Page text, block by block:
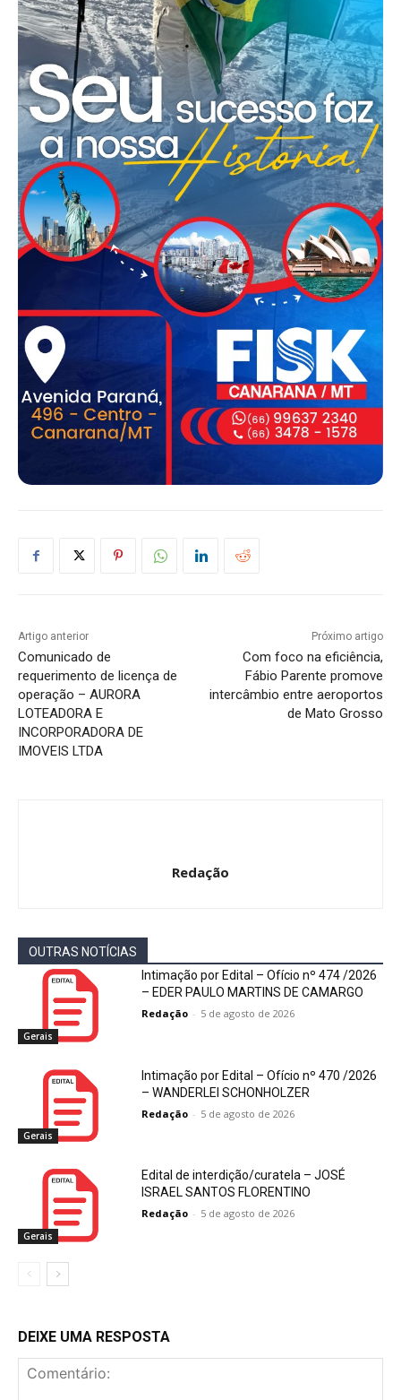
Artigo anterior
Comunicado de
requerimento de licença de
operação – AURORA
LOTEADORA E
INCORPORADORA DE
IMOVEIS LTDA
Próximo artigo
Com foco na eficiência,
Fábio Parente promove
intercâmbio entre aeroportos
de Mato Grosso
Redação
OUTRAS NOTÍCIAS
Gerais
Intimação por Edital – Ofício nº 474 /2026
– EDER PAULO MARTINS DE CAMARGO
Redação - 5 de agosto de 2026
Gerais
Intimação por Edital – Ofício nº 470 /2026
– WANDERLEI SCHONHOLZER
Redação - 5 de agosto de 2026
Gerais
Edital de interdição/curatela – JOSÉ
ISRAEL SANTOS FLORENTINO
Redação - 5 de agosto de 2026
DEIXE UMA RESPOSTA